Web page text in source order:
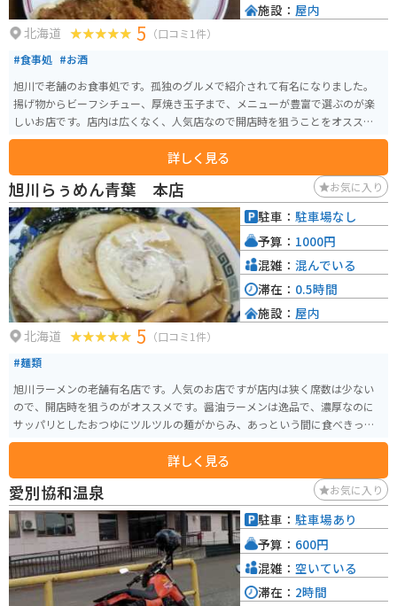
北海道 5 （口コミ1件）
#食事処 #お酒
旭川で老舗のお食事処です。孤独のグルメで紹介されて有名になりました。
揚げ物からビーフシチュー、厚焼き玉子まで、メニューが豊富で選ぶのが楽
しいお店です。店内は広くなく、人気店なので開店時を狙うことをオススメ
します。
詳しく見る
施設： 屋内
旭川らぅめん青葉 本店 お気に入り
北海道 5 （口コミ1件）
#麺類
旭川ラーメンの老舗有名店です。人気のお店ですが店内は狭く席数は少ない
ので、開店時を狙うのがオススメです。醤油ラーメンは逸品で、濃厚なのに
サッパリとしたおつゆにツルツルの麺がからみ、あっという間に食べきって
しまいます。
詳しく見る
駐車： 駐車場なし
予算： 1000円
混雑： 混んでいる
滞在： 0.5時間
施設： 屋内
愛別協和温泉 お気に入り
駐車： 駐車場あり
予算： 600円
混雑： 空いている
滞在： 2時間